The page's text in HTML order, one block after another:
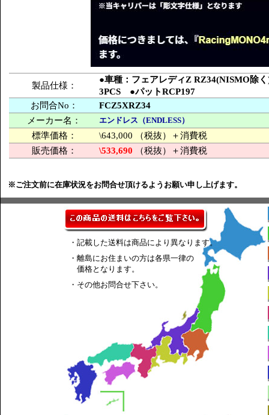
製品仕様：
●車種：フェアレディZ RZ34(NISMO除
3PCS ●パットRCP197
お問合No：
FCZ5XRZ34
メーカー名：
エンドレス（ENDLESS）
標準価格：
\643,000 （税抜）＋消費税
販売価格：
\533,690 （税抜）＋消費税
※ご注文前に在庫状況をお問合せ頂けるようお願い申し上げます。
・記載した送料は商品により異なります。
・離島にお住まいの方は各県一律の
価格となります。
・その他お問合せ下さい。